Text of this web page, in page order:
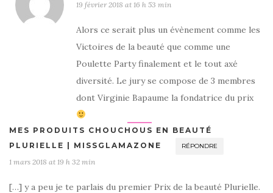
19 février 2018 at 16 h 53 min
Alors ce serait plus un évènement comme les
Victoires de la beauté que comme une
Poulette Party finalement et le tout axé
diversité. Le jury se compose de 3 membres
dont Virginie Bapaume la fondatrice du prix
MES PRODUITS CHOUCHOUS EN BEAUTÉ
PLURIELLE | MISSGLAMAZONE
RÉPONDRE
1 mars 2018 at 19 h 32 min
[…] y a peu je te parlais du premier Prix de la beauté Plurielle.